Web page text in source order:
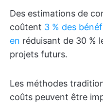
Des estimations de
coûtent 3 % des
en réduisant de 30 %
projets futurs.
Les méthodes
coûts peuvent être